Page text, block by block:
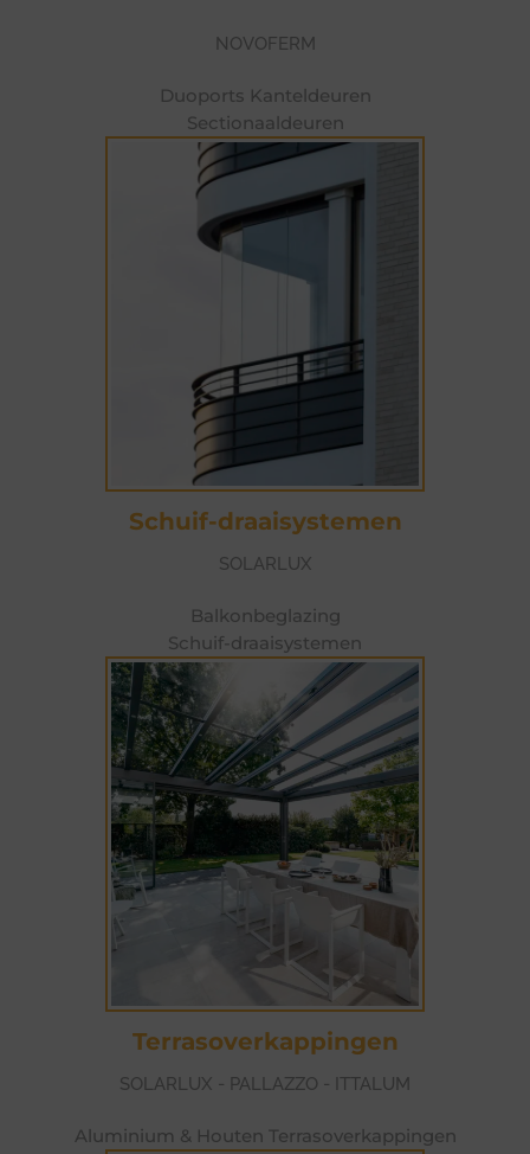
NOVOFERM
Duoports Kanteldeuren
Sectionaaldeuren
Schuif-draaisystemen
SOLARLUX
Balkonbeglazing
Schuif-draaisystemen
Terrasoverkappingen
SOLARLUX - PALLAZZO - ITTALUM
Aluminium & Houten Terrasoverkappingen